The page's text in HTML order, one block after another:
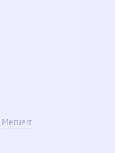
Meruert